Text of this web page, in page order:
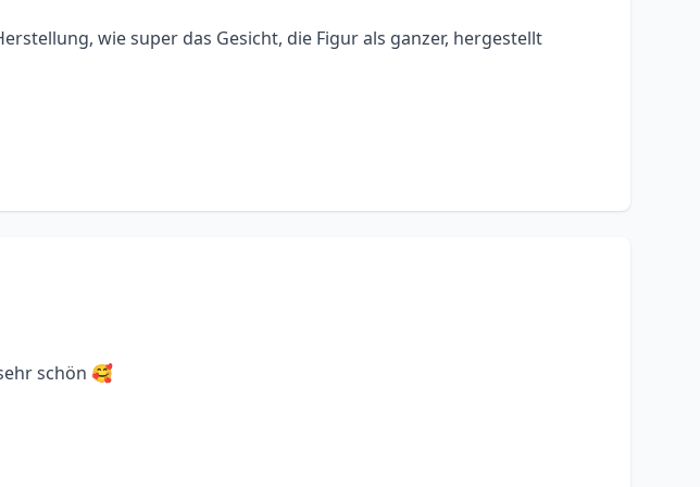
wie super das Gesicht, die Figur als ganzer, hergestellt
schön 🥰